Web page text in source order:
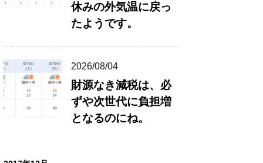
休みの外気温に戻っ
たようです。
2026/08/04
財源なき減税は、必
ずや次世代に負担増
となるのにね。